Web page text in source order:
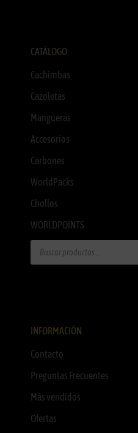
CATÁLOGO
Cachimbas
Cazoletas
Mangueras
Accesorios
Carbones
WorldPacks
Chollos
WORLDPOINTS
INFORMACIÓN
Contacto
Preguntas Frecuentes
Más vendidos
Ofertas